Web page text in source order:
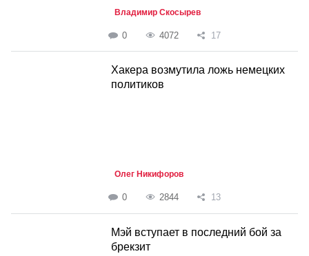
Владимир Скосырев
0 4072 17
Хакера возмутила ложь немецких
политиков
Олег Никифоров
0 2844 13
Мэй вступает в последний бой за
брекзит